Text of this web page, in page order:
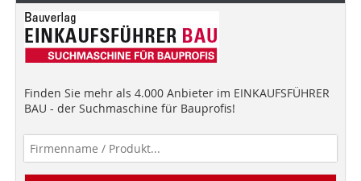
Finden Sie mehr als 4.000 Anbieter im EINKAUFSFÜHRER
BAU - der Suchmaschine für Bauprofis!